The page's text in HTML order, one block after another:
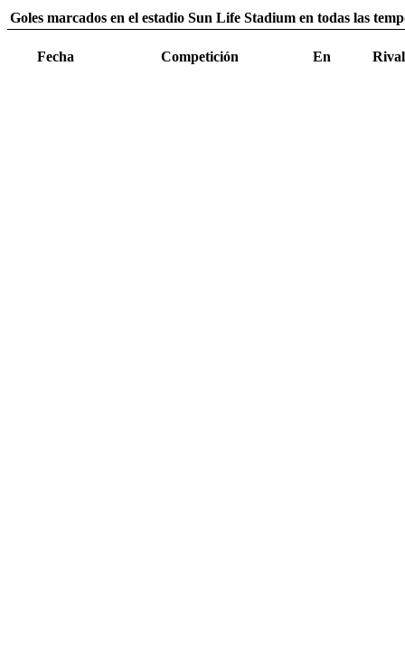
Goles marcados en el estadio Sun Life Stadium en todas las
Fecha Competición En Rival